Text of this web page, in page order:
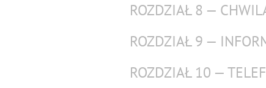
ROZDZIAŁ 8 —
ROZDZIAŁ 9 —
ROZDZIAŁ 10 —